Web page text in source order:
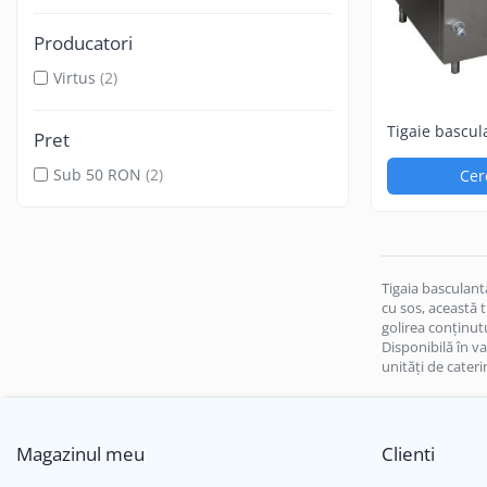
Friteuza
Fry top / Gratar cu roca vulcanica
Linie 700
Masini de gatit
Friteuza
Producatori
Virtus (2)
Pret
Sub 50 RON (2)
Tigaie
Tigaia
cu sos,
golirea
Disponibilă în
unități de
Magazinul meu Clienti